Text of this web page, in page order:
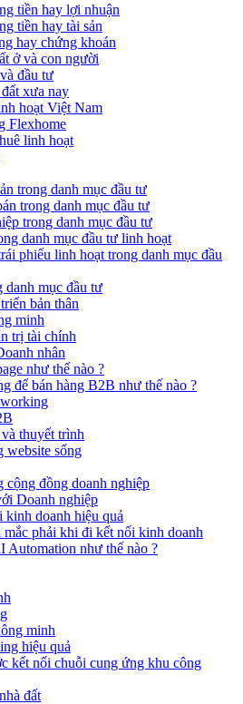
tiền hay lợi nhuận
tiền hay tài sản
hay chứng khoán
ở và con người
đầu tư
xưa nay
hoạt Việt Nam
Flexhome
linh hoạt
trong danh mục đầu tư
trong danh mục đầu tư
trong danh mục đầu tư
danh mục đầu tư linh hoạt
phiếu linh hoạt trong danh mục đầu
danh mục đầu tư
bản thân
minh
trị tài chính
nhân
như thế nào ?
để bán hàng B2B như thế nào ?
thuyết trình
website sống
đồng doanh nghiệp
Doanh nghiệp
kinh doanh hiệu quả
phải khi đi kết nối kinh doanh
Automation như thế nào ?
minh
hiệu quả
kết nối chuỗi cung ứng khu công
đất